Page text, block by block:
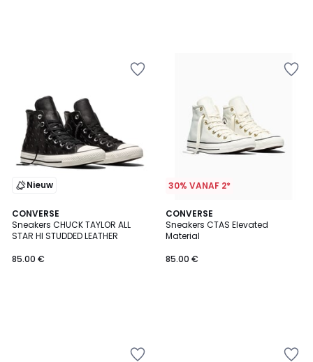
Nieuw
CONVERSE
Sneakers CHUCK TAYLOR ALL
STAR HI STUDDED LEATHER
85.00 €
30% VANAF 2*
CONVERSE
Sneakers CTAS Elevated
Material
85.00 €